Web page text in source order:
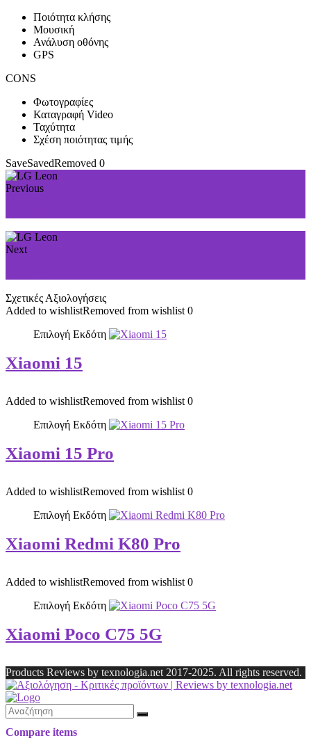
Ποιότητα κλήσης
Μουσική
Ανάλυση οθόνης
GPS
CONS
Φωτογραφίες
Καταγραφή Video
Ταχύτητα
Σχέση ποιότητας τιμής
SaveSavedRemoved 0
Previous
Next
Σχετικές Αξιολογήσεις
Added to wishlistRemoved from wishlist 0
Επιλογή Εκδότη
Xiaomi 15
Added to wishlistRemoved from wishlist 0
Επιλογή Εκδότη
Xiaomi 15 Pro
Added to wishlistRemoved from wishlist 0
Επιλογή Εκδότη
Xiaomi Redmi K80 Pro
Added to wishlistRemoved from wishlist 0
Επιλογή Εκδότη
Xiaomi Poco C75 5G
Products Reviews by texnologia.net 2017-2025. All rights reserved.
Compare items